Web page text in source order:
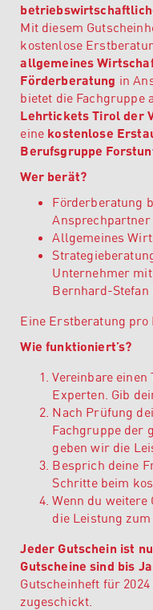
Mit diesem
kostenlose
allgemeines
Förderberatung in
bietet die Fachgruppe
Lehrtickets Tirol der
eine kostenlose
Berufsgruppe
Wer berät?
Förderberatung
Allgemeines
Unternehmer
Bernhard-
Eine Erstberatung
Wie funktioniert’s?
Vereinbare
Experten. Gib
Nach Prüfung
Fachgruppe der
geben wir die
Besprich deine
Schritte beim
Wenn du
die Leistung
Jeder Gutschein ist
Gutscheine sind bis
Gutscheinheft für
zugeschickt.